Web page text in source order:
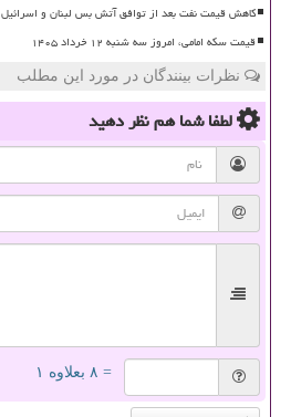
کاهش قیمت نفت بعد از توافق آتش بس لبنان و اسرائیل
قیمت سکه امامی، امروز سه شنبه ۱۲ خرداد ۱۴۰۵
نظرات بینندگان در مورد این مطلب
لطفا شما همنظر دهید
= ۸ بعلاوه ۱